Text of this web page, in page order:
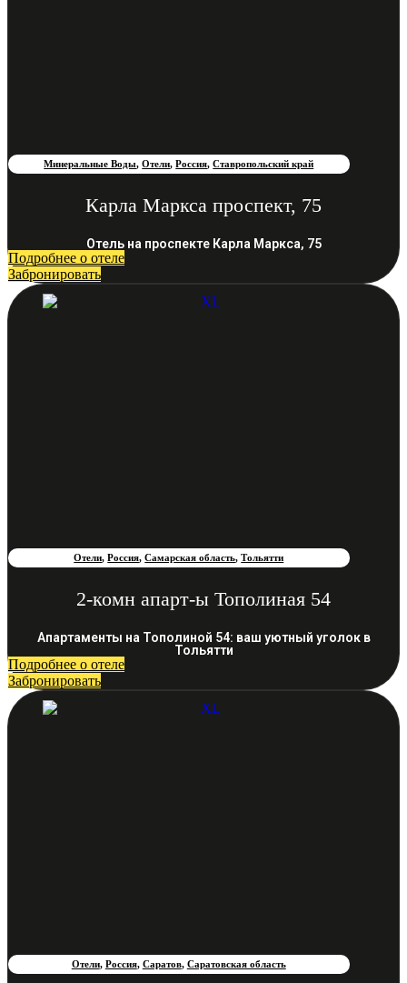
Минеральные Воды,Отели,Россия,Ставропольский край
Карла Маркса проспект, 75
Отель на проспекте Карла Маркса, 75
Подробнее о отеле
Забронировать
Отели,Россия,Самарская область,Тольятти
2-комн апарт-ы Тополиная 54
Апартаменты на Тополиной 54: ваш уютный уголок в
Тольятти
Подробнее о отеле
Забронировать
Отели, Россия, Саратов, Саратовская область